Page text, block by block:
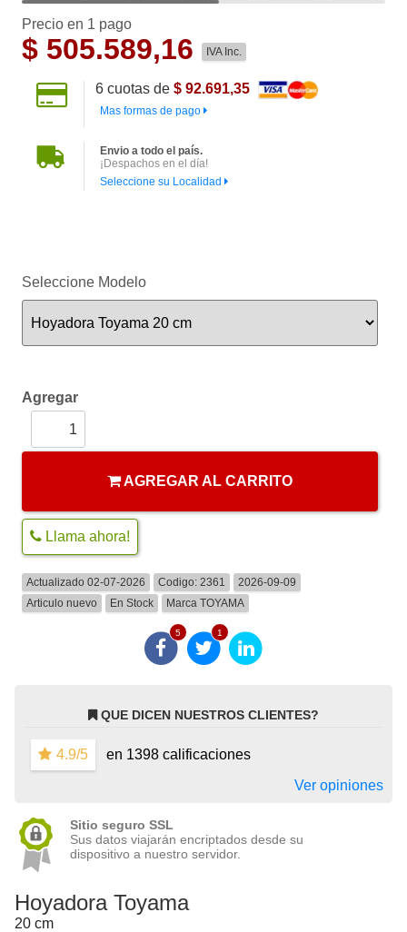
Precio en 1 pago
$ 505.589,16 IVA Inc.
6cuotas de $ 92.691,35
Mas formas de pago
Envio a todo el país.
¡Despachos en el día!
Seleccione su Localidad
Seleccione Modelo
Agregar
AGREGAR AL CARRITO
Llama ahora!
Actualizado 02-07-2026 Codigo:2361
2026-09-09
Articulo nuevo
En Stock MarcaTOYAMA
5 1
QUE DICEN NUESTROS CLIENTES?
4.9/5
en 1398 calificaciones
Ver opiniones
Sitio seguro SSL
Sus datos viajarán encriptados desde su
dispositivo a nuestro servidor.
Hoyadora Toyama
20 cm